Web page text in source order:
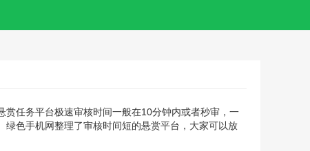
赏任务平台极速审核时间一般在10分钟内或者秒审，一
绿色手机网整理了审核时间短的悬赏平台，大家可以放